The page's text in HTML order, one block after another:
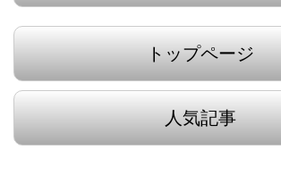
トップページ
人気記事